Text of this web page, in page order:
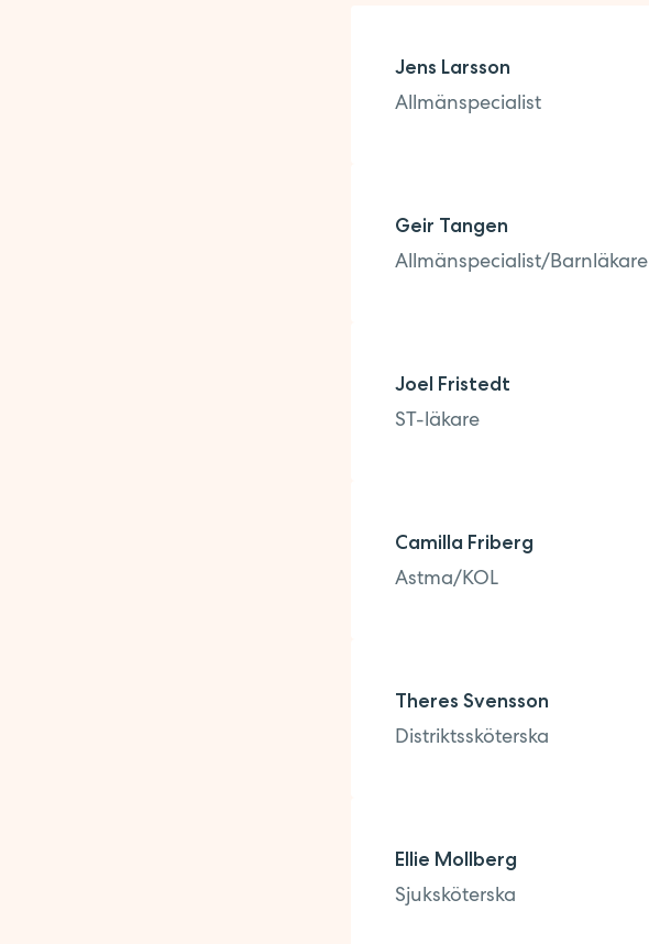
Jens Larsson
Allmänspecialist
Geir Tangen
Allmänspecialist/Barnläkare
Joel Fristedt
ST-läkare
Camilla Friberg
Astma/KOL
Theres Svensson
Distriktssköterska
Ellie Mollberg
Sjuksköterska